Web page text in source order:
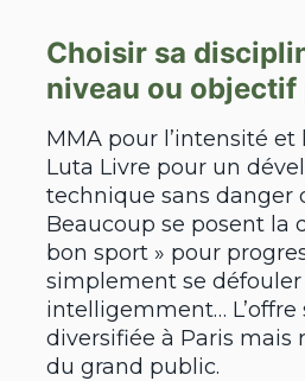
Choisir sa
niveau ou objectif
MMA pour l’intensité et
Luta Livre pour un
technique sans danger
Beaucoup se posent la
bon sport » pour
simplement se défouler
intelligemment… L’offre
diversifiée à Paris mais
du grand public.